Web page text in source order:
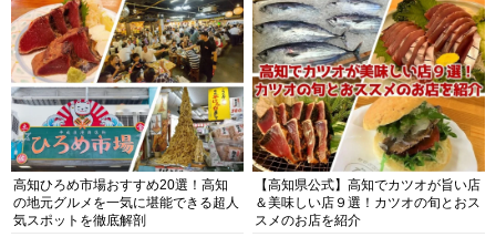
高知ひろめ市場おすすめ20選！高知
の地元グルメを一気に堪能できる超人
気スポットを徹底解剖
【高知県公式】高知でカツオが旨い店
＆美味しい店９選！カツオの旬とおス
スメのお店を紹介